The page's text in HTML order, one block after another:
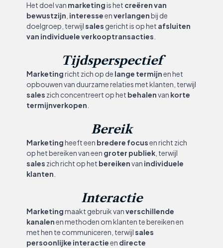
Het doel van marketingis het creëren van
bewustzijn interesseenverlangenbij de
doelgroep, terwijlsales gericht is op het afsluiten
van individuele verkooptransacties
Tijdsperspectief
Marketingricht zich op de lange termijnen het
opbouwen van duurzame relaties met klanten, terwijl
sales zich concentreert op het behalenvan korte
termijnverkopen
Bereik
Marketingheeft een bredere focusen richt zich
op het bereiken van een groter publiek, terwijl
sales zich richt op het bereikenvan individuele
klanten
Interactie
Marketingmaakt gebruik vanverschillende
kanalenen methoden om klanten te bereiken en
met hen te communiceren, terwijlsales
persoonlijke interactieen directe